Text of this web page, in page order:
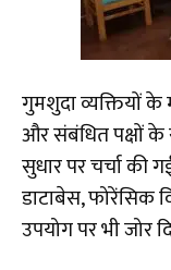
गुमशुदा व्यक्तियों
और संबंधित पक्षों के
सुधार पर चर्चा की
डाटाबेस, फोरेंसिक
उपयोग पर भी जोर